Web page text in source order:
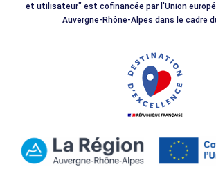
et utilisateur" est cofinancée par l'Union
Auvergne-Rhône-Alpes dans le cadre